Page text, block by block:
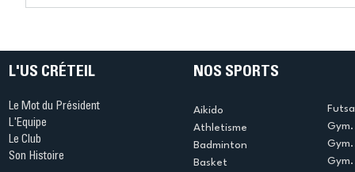
le week-end
L'US CRÉTEIL
Le Mot du Président
L'Equipe
Le Club
Son Histoire
NOS SPORTS
Aikido
Athletisme
Badminton
Basket